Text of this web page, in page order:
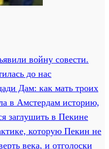
войну совести.
до нас
Дам: как мать троих
в Амстердам историю,
заглушить в Пекине
которую Пекин не
века, и отголоски